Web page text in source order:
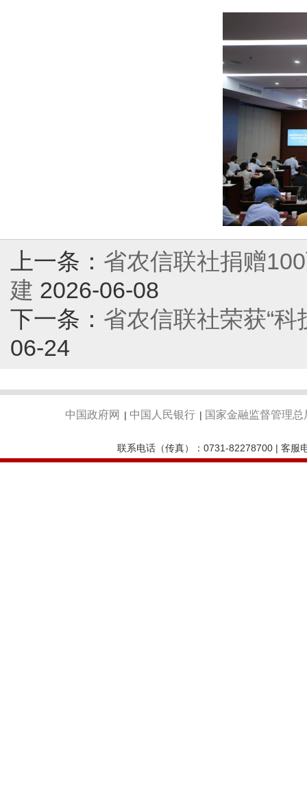
上一条： 省农信联社捐赠
建 2026-06-08
下一条： 省农信联社荣获“
06-24
中国政府网 | 中国人民银行 | 国家金融监督管理总
联系电话（传真）：0731-82278700 | 客服